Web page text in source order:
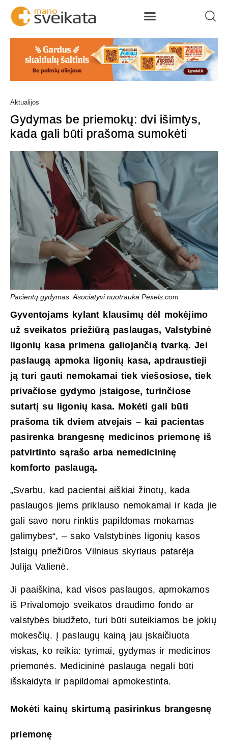
Aktualijos
Gydymas be priemokų: dvi išimtys,
kada gali būti prašoma sumokėti
Pacientų gydymas. Asociatyvi nuotrauka Pexels.com
Gyventojams kylant klausimų dėl mokėjimo
už sveikatos priežiūrą paslaugas, Valstybinė
ligonių kasa primena galiojančią tvarką. Jei
paslaugą apmoka ligonių kasa, apdraustieji
ją turi gauti nemokamai tiek viešosiose, tiek
privačiose gydymo įstaigose, turinčiose
sutartį su ligonių kasa. Mokėti gali būti
prašoma tik dviem atvejais – kai pacientas
pasirenka brangesnę medicinos priemonę iš
patvirtinto sąrašo arba nemedicininę
komforto paslaugą.
„Svarbu, kad pacientai aiškiai žinotų, kada
paslaugos jiems priklauso nemokamai ir kada jie
gali savo noru rinktis papildomas mokamas
galimybes“, – sako Valstybinės ligonių kasos
Įstaigų priežiūros Vilniaus skyriaus patarėja
Julija Valienė.
Ji paaiškina, kad visos paslaugos, apmokamos
iš Privalomojo sveikatos draudimo fondo ar
valstybės biudžeto, turi būti suteikiamos be jokių
mokesčių. Į paslaugų kainą jau įskaičiuota
viskas, ko reikia: tyrimai, gydymas ir medicinos
priemonės. Medicininė paslauga negali būti
išskaidyta ir papildomai apmokestinta.
Mokėti kainų skirtumą pasirinkus brangesnę
priemonę